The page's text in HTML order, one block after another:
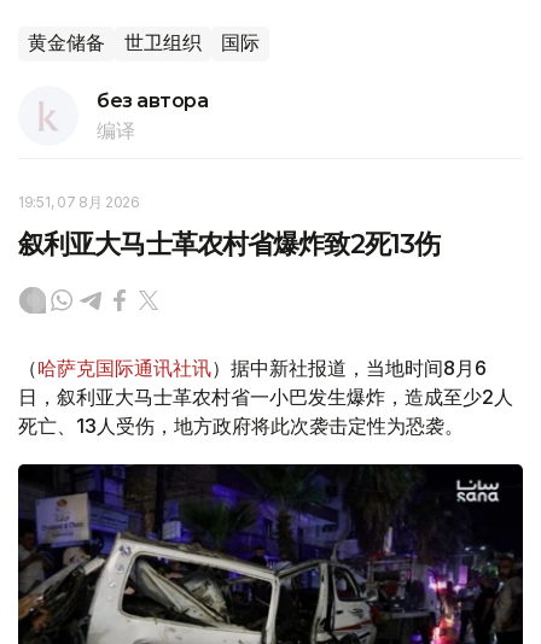
黄金储备 世卫组织 国际
без автора
编译
19:51, 07 8月 2026
叙利亚大马士革农村省爆炸致2死13伤
（哈萨克国际通讯社讯）据中新社报道，当地时间8月6
日，叙利亚大马士革农村省一小巴发生爆炸，造成至少2人
死亡、13人受伤，地方政府将此次袭击定性为恐袭。